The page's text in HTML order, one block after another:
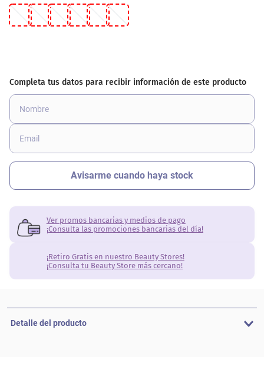
Ver promos bancarias y medios de pago
¡Consulta las promociones bancarias del día!
¡Retiro Gratis en nuestro Beauty Stores!
¡Consulta tu Beauty Store más cercano!
Detalle del producto
10 cher